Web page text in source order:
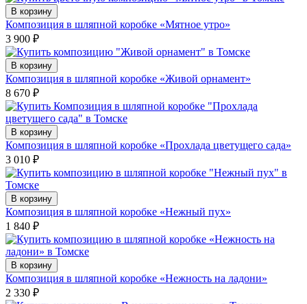
В корзину
Композиция в шляпной коробке «Мятное утро»
3 900 ₽
В корзину
Композиция в шляпной коробке «Живой орнамент»
8 670 ₽
В корзину
Композиция в шляпной коробке «Прохлада цветущего сада»
3 010 ₽
В корзину
Композиция в шляпной коробке «Нежный пух»
1 840 ₽
В корзину
Композиция в шляпной коробке «Нежность на ладони»
2 330 ₽